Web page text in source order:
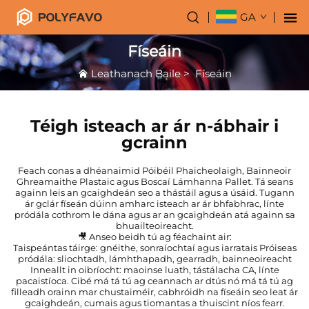
GA
Físeáin
Leathanach Baile>Físeáin
Téigh isteach ar ár n-ábhair i
gcrainn
Feach conas a dhéanaimid Póibéil Phaicheolaigh, Bainneoir
Ghreamaithe Plastaic agus Boscaí Lámhanna Pallet. Tá seans
againn leis an gcaighdeán seo a thástáil agus a úsáid. Tugann
ár gclár físeán dúinn amharc isteach ar ár bhfabhrac, línte
pródála cothrom le dána agus ar an gcaighdeán atá againn sa
bhuailteoireacht.
🎥 Anseo beidh tú ag féachaint air:
Taispeántas táirge: gnéithe, sonraíochtaí agus iarratais Próiseas
pródála: sliochtadh, lámhthapadh, gearradh, bainneoireacht
Inneallt in oibríocht: maoinse luath, tástálacha CA, línte
pacaistíoca. Cibé má tá tú ag ceannach ar dtús nó má tá tú ag
filleadh orainn mar chustaiméir, cabhróidh na físeáin seo leat ár
gcaighdeán, cumais agus tiomantas a thuiscint níos fearr.